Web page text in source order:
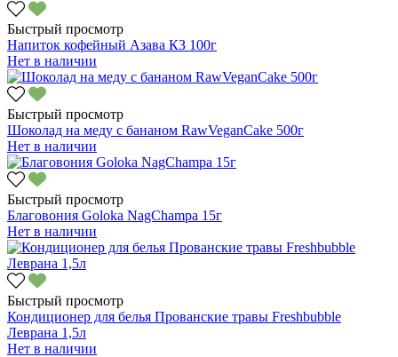
Быстрый просмотр
Напиток кофейный Азава КЗ 100г
Нет в наличии
Быстрый просмотр
Шоколад на меду с бананом RawVeganCake 500г
Нет в наличии
Быстрый просмотр
Благовония Goloka NagChampa 15г
Нет в наличии
Быстрый просмотр
Кондиционер для белья Прованские травы Freshbubble
Леврана 1,5л
Нет в наличии